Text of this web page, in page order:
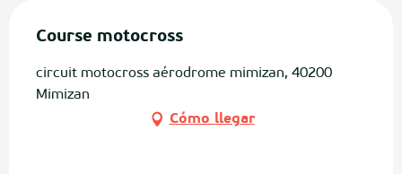
Course motocross
circuit motocross aérodrome mimizan, 40200
Mimizan
Cómo llegar